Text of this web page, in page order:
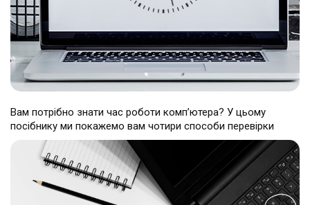
м. Київ, ТЦ LAKE PLAZA, вул. Героїв
полку “Азов”, 12
м. Київ, вул. Казимира Малевича,
Дарниця
м. Київ, Комфорт Таун, вул.
Березнева, 16, корпус 3
RU
Вам потрібно знати час роботи комп’ютера? У цьому
посібнику ми покажемо вам чотири способи перевірки